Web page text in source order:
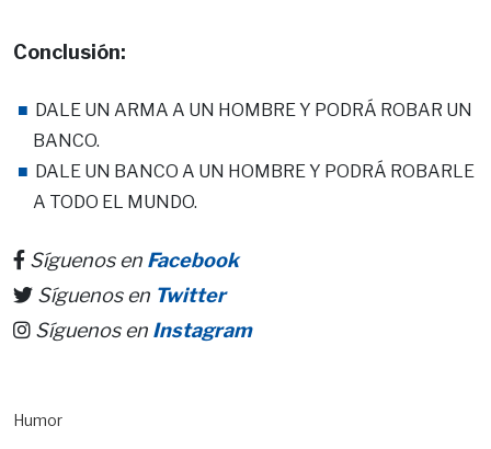
Conclusión:
DALE UN ARMA A UN HOMBRE Y PODRÁ ROBAR UN
BANCO.
DALE UN BANCO A UN HOMBRE Y PODRÁ ROBARLE
A TODO EL MUNDO.
Síguenos en Facebook
Síguenos en Twitter
Síguenos en Instagram
Humor